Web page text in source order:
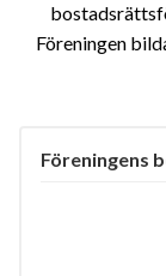
Föreningen
Föreningens